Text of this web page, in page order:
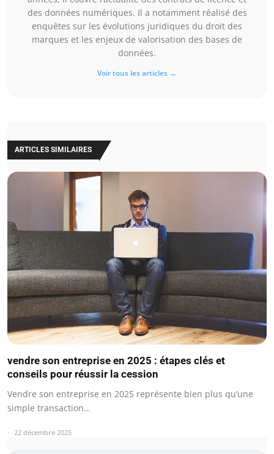
des données numériques. Il a notamment réalisé des
enquêtes sur les évolutions juridiques du droit des
marques et les enjeux de valorisation des bases de
données.
Voir tous les articles →
ARTICLES SIMILAIRES
vendre son entreprise en 2025 : étapes clés et
conseils pour réussir la cession
Vendre son entreprise en 2025 représente bien plus qu’une
simple transaction…
22 décembre 2025